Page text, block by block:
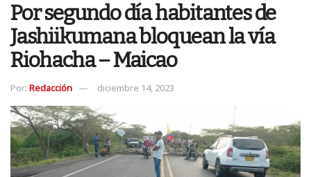
Por segundo día habitantes de
Jashiikumana bloquean la vía
Riohacha – Maicao
Por: Redacción diciembre 14, 2023